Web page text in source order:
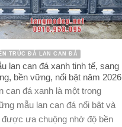
TRÚC ĐÁ LAN CAN ĐÁ
lan can đá xanh tinh tế, sang
bền vững, nổi bật năm 2026
can đá xanh là một trong
mẫu lan can đá nổi bật và
được ưa chuộng nhờ độ bền